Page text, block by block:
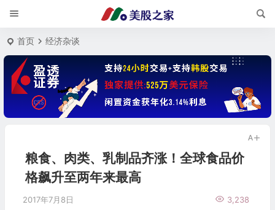
首页 经济杂谈
粮食、肉类、乳制品齐涨！全球食品价
格飙升至两年来最高
2017年7月8日 3,238